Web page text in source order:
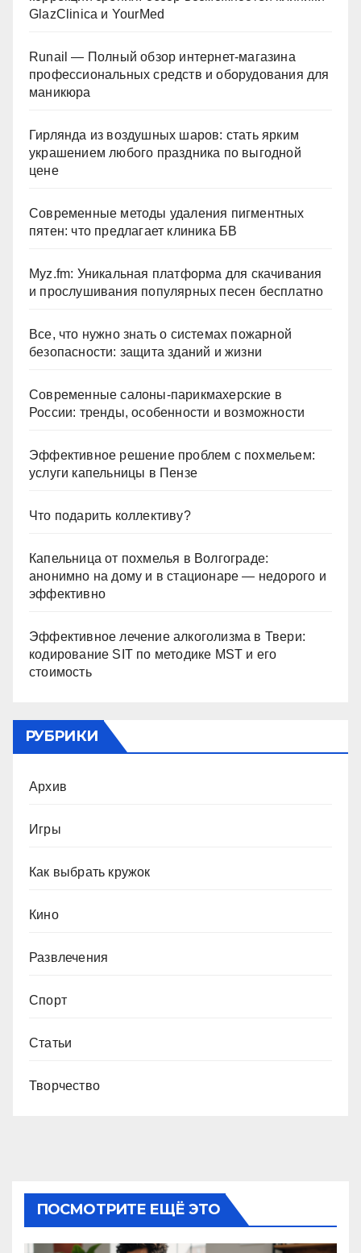
GlazClinica и YourMed
Runail — Полный обзор интернет-магазина
профессиональных средств и оборудования для
маникюра
Гирлянда из воздушных шаров: стать ярким
украшением любого праздника по выгодной
цене
Современные методы удаления пигментных
пятен: что предлагает клиника БВ
Myz.fm: Уникальная платформа для скачивания
и прослушивания популярных песен бесплатно
Все, что нужно знать о системах пожарной
безопасности: защита зданий и жизни
Современные салоны-парикмахерские в
России: тренды, особенности и возможности
Эффективное решение проблем с похмельем:
услуги капельницы в Пензе
Что подарить коллективу?
Капельница от похмелья в Волгограде:
анонимно на дому и в стационаре — недорого и
эффективно
Эффективное лечение алкоголизма в Твери:
кодирование SIT по методике MST и его
стоимость
РУБРИКИ
Архив
Игры
Как выбрать кружок
Кино
Развлечения
Спорт
Статьи
Творчество
ПОСМОТРИТЕ ЕЩЁ ЭТО